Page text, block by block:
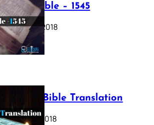
Luther Bible – 1545
October 17, 2018
Webster Bible Translation
October 11, 2018